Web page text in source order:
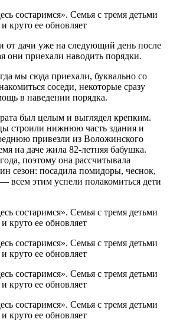
от дачи уже на следующий день после
они приехали наводить порядки.
мы сюда приехали, буквально со
соседи, некоторые сразу
в наведении порядка.
был целым и выглядел крепким.
строили нижнюю часть здания и
привезли из Воложинского
на даче жила 82-летняя бабушка.
поэтому она рассчитывала
сезон: посадила помидоры, чеснок,
всем этим успели полакомиться дети